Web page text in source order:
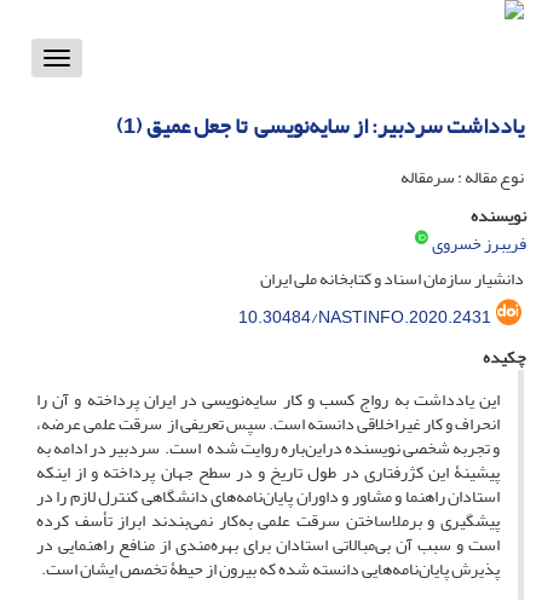
Toggle
یادداشت سردبیر: از سایه‌نویسی ‌ تا جعل عمیق (1)
نوع مقاله : سرمقاله
نویسنده
فریبرز خسروی
دانشیار سازمان اسناد و کتابخانه ملی ایران
10.30484/NASTINFO.2020.2431
چکیده
این یادداشت به رواج کسب و کار سایه‌نویسی در ایران پرداخته و آن را
انحراف و کار غیراخلاقی دانسته است. سپس تعریفی از سرقت علمی عرضه،
و تجربه شخصی نویسنده دراین‌باره روایت شده است. سردبیر در ادامه به
پیشینۀ این کژرفتاری در طول تاریخ و در سطح جهان پرداخته و از اینکه
استادان راهنما و مشاور و داوران پایان‌نامه‌های دانشگاهی کنترل لازم را در
پیشگیری و برملاساختن سرقت علمی به‌کار نمی‌بندند ابراز تأسف کرده
است و سبب آن بی‌مبالاتی استادان برای بهره‌مندی از منافع راهنمایی در
پذیرش پایان‌نامه‌هایی دانسته شده که بیرون از حیطۀ تخصص ایشان است.